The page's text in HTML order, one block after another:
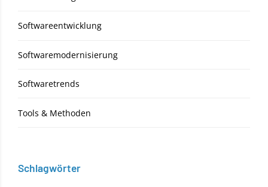
Softwareentwicklung
Softwaremodernisierung
Softwaretrends
Tools & Methoden
Schlagwörter